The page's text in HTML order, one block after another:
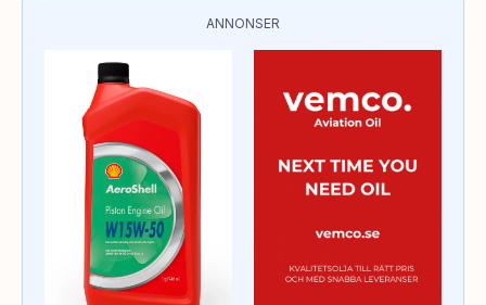
ANNONSER